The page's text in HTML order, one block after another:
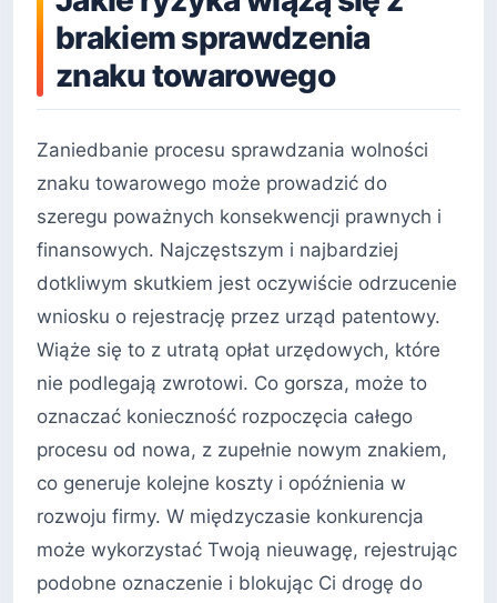
brakiem sprawdzenia
znaku towarowego
Zaniedbanie procesu sprawdzania wolności
znaku towarowego może prowadzić do
szeregu poważnych konsekwencji prawnych i
finansowych. Najczęstszym i najbardziej
dotkliwym skutkiem jest oczywiście odrzucenie
wniosku o rejestrację przez urząd patentowy.
Wiąże się to z utratą opłat urzędowych, które
nie podlegają zwrotowi. Co gorsza, może to
oznaczać konieczność rozpoczęcia całego
procesu od nowa, z zupełnie nowym znakiem,
co generuje kolejne koszty i opóźnienia w
rozwoju firmy. W międzyczasie konkurencja
może wykorzystać Twoją nieuwagę, rejestrując
podobne oznaczenie i blokując Ci drogę do